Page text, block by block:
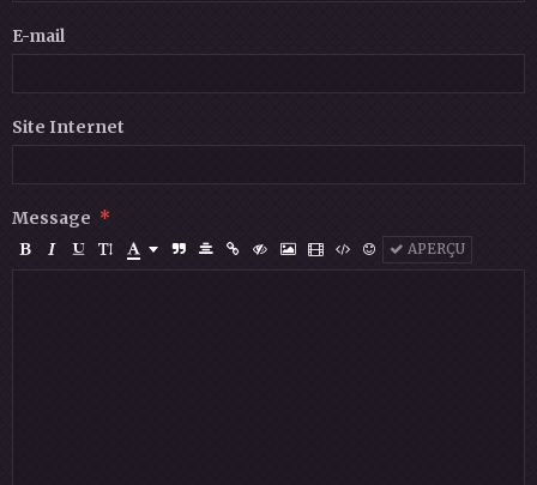
E-mail
Site Internet
Message
APERÇU